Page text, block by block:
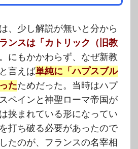
、少し解説が無いと分から
ンスは「カトリック（旧教
にもかかわらず、なぜ新教
言えば単純に「ハプスブル
たためだった。当時はハプ
ペインと神聖ローマ帝国が
挟まれている形になってい
打ち破る必要があったので
たのが、フランスの名宰相